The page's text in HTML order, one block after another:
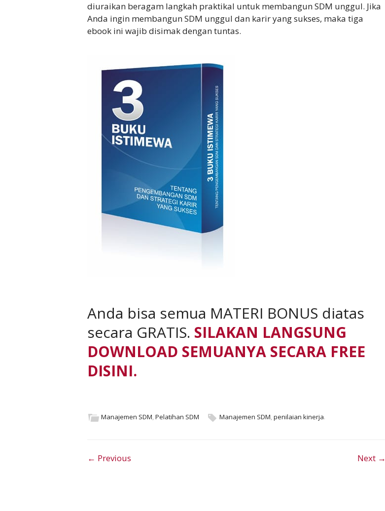
diuraikan beragam langkah praktikal untuk membangun SDM unggul. Jika
Anda ingin membangun SDM unggul dan karir yang sukses, maka tiga
ebook ini wajib disimak dengan tuntas.
Anda bisa semua MATERI BONUS diatas
secara GRATIS. SILAKAN LANGSUNG
DOWNLOAD SEMUANYA SECARA FREE
DISINI.
Manajemen SDM,Pelatihan SDM Manajemen SDM,penilaian kinerja.
Post navigation
← Previous Next →